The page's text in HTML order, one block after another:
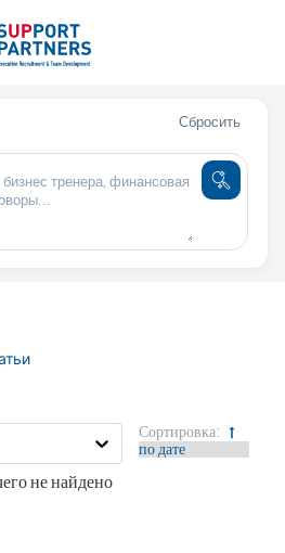
Сбросить
Сортировка:
не найдено